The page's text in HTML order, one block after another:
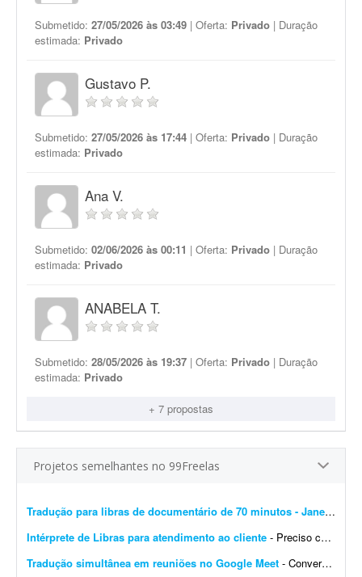
Submetido: 27/05/2026 às 03:49 | Oferta: Privado | Duração
estimada: Privado
Gustavo P.
Submetido: 27/05/2026 às 17:44 | Oferta: Privado | Duração
estimada: Privado
Ana V.
Submetido: 02/06/2026 às 00:11 | Oferta: Privado | Duração
estimada: Privado
ANABELA T.
Submetido: 28/05/2026 às 19:37 | Oferta: Privado | Duração
estimada: Privado
+ 7 propostas
Projetos semelhantes no 99Freelas
Tradução para libras de documentário de 70 minutos - Janela de libras
Intérprete de Libras para atendimento ao cliente - Preciso contratar um(a) intérprete de Libras para participar de um atendimento presencial com um cliente surdo. O profissional será responsável por interpretar a conversa em te...
Tradução simultânea em reuniões no Google Meet - Converso com pessoas do exterior e preciso que alguém traduza, em tempo real, o que elas falarem durante reuniões no Google Meet. Em seguida, traduzir também minha resposta pa...